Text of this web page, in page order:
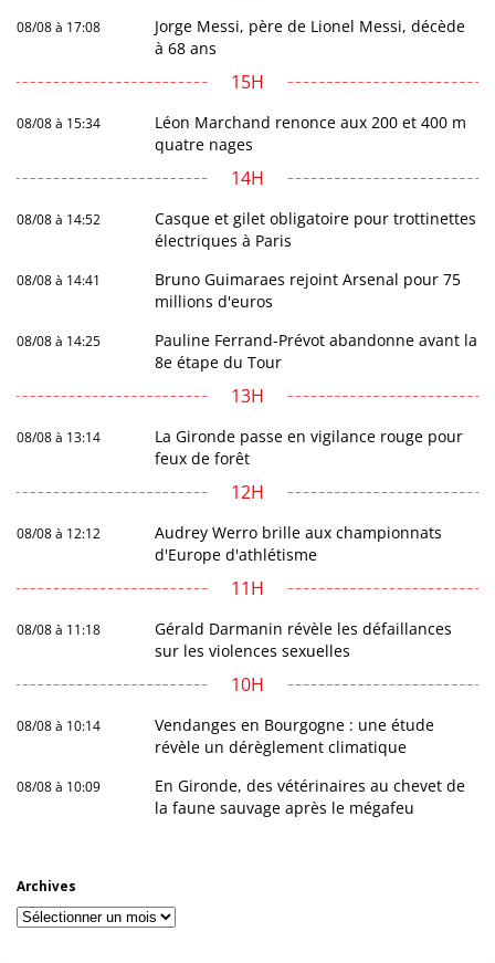
08/08 à 17:08
Jorge Messi, père de Lionel Messi, décède
à 68 ans
15H
08/08 à 15:34
Léon Marchand renonce aux 200 et 400 m
quatre nages
14H
08/08 à 14:52
Casque et gilet obligatoire pour trottinettes
électriques à Paris
08/08 à 14:41
Bruno Guimaraes rejoint Arsenal pour 75
millions d'euros
08/08 à 14:25
Pauline Ferrand-Prévot abandonne avant la
8e étape du Tour
13H
08/08 à 13:14
La Gironde passe en vigilance rouge pour
feux de forêt
12H
08/08 à 12:12
Audrey Werro brille aux championnats
d'Europe d'athlétisme
11H
08/08 à 11:18
Gérald Darmanin révèle les défaillances
sur les violences sexuelles
10H
08/08 à 10:14
Vendanges en Bourgogne : une étude
révèle un dérèglement climatique
08/08 à 10:09
En Gironde, des vétérinaires au chevet de
la faune sauvage après le mégafeu
Archives
Archives